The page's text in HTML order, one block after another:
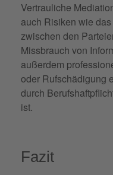
Vertrauliche
auch Risiken wie das
zwischen den
Missbrauch von
außerdem
oder Rufschädigung
durch
ist.
Fazit